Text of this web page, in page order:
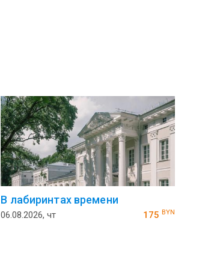
В лабиринтах времени
06.08.2026, чт 175 BYN